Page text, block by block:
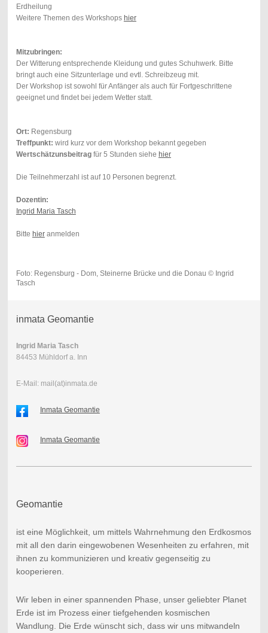
Erdheilung
Weitere Themen des Workshops hier
Mitzubringen:
Der Witterung entsprechende Kleidung und gutes Schuhwerk. Bitte
bringt auch eine Sitzunterlage und evtl. Schreibzeug mit.
Der Workshop ist sowohl für Anfänger als auch für Fortgeschrittene
geeignet und findet bei jedem Wetter statt.
Ort: Regensburg
Treffpunkt: wird kurz vor dem Workshop bekannt gegeben
Wertschätzunsbeitragfür 5 Stunden siehe hier
Die Teilnehmerzahl ist auf 10 Personen begrenzt.
Dozentin:
Ingrid Maria Tasch
Bitte hieranmelden
Foto: Regensburg - Dom, Steinerne Brücke und die Donau © Ingrid
Tasch
inmata Geomantie
Ingrid Maria Tasch
84453 Mühldorf a. Inn
E-Mail: mail(at)inmata.de
Inmata Geomantie
Inmata Geomantie
Geomantie
ist eine Möglichkeit, um mittels Wahrnehmung den Erdkosmos
mit all den darin eingewobenen Wesenheiten zu erfahren, mit
ihnen zu kommunizieren und kreativ gegenseitig zu
kooperieren.
Wir leben in einer spannenden Phase, unser geliebter Planet
Erde ist im Prozess einer tiefgehenden kosmischen
Wandlung. Die Erde wünscht sich, dass wir uns mitwandeln